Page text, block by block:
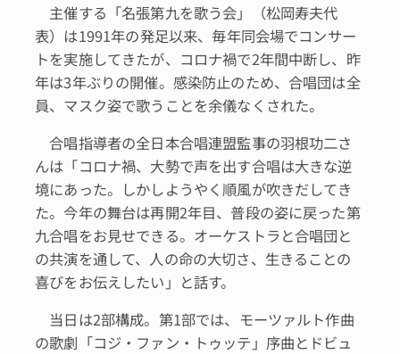
主催する「名張第九を歌う会」（松岡寿夫代
表）は1991年の発足以来、毎年同会場でコンサー
トを実施してきたが、コロナ禍で2年間中断し、昨
年は3年ぶりの開催。感染防止のため、合唱団は全
員、マスク姿で歌うことを余儀なくされた。
合唱指導者の全日本合唱連盟監事の羽根功二さ
んは「コロナ禍、大勢で声を出す合唱は大きな逆
境にあった。しかしようやく順風が吹きだしてき
た。今年の舞台は再開2年目、普段の姿に戻った第
九合唱をお見せできる。オーケストラと合唱団と
の共演を通して、人の命の大切さ、生きることの
喜びをお伝えしたい」と話す。
当日は2部構成。第1部では、モーツァルト作曲
の歌劇「コジ・ファン・トゥッテ」序曲とドビュ